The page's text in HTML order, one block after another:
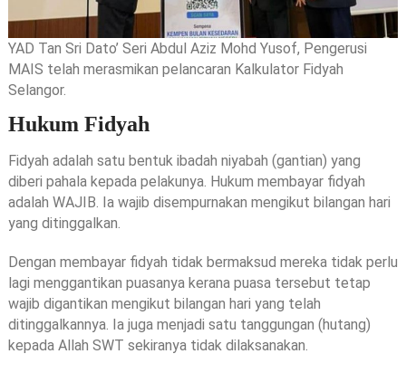
YAD Tan Sri Dato’ Seri Abdul Aziz Mohd Yusof, Pengerusi
MAIS telah merasmikan pelancaran Kalkulator Fidyah
Selangor.
Hukum Fidyah
Fidyah adalah satu bentuk ibadah niyabah (gantian) yang
diberi pahala kepada pelakunya. Hukum membayar fidyah
adalah WAJIB. Ia wajib disempurnakan mengikut bilangan hari
yang ditinggalkan.
Dengan membayar fidyah tidak bermaksud mereka tidak perlu
lagi menggantikan puasanya kerana puasa tersebut tetap
wajib digantikan mengikut bilangan hari yang telah
ditinggalkannya. Ia juga menjadi satu tanggungan (hutang)
kepada Allah SWT sekiranya tidak dilaksanakan.